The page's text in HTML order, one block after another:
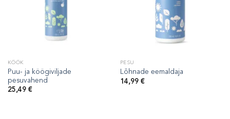
KÖÖK
Puu- ja köögiviljade
pesuvahend
25,49 €
PESU
Lõhnade eemaldaja
14,99 €